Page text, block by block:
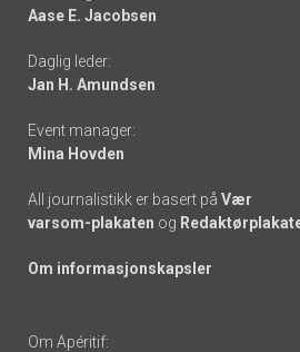
-
links
Aase E. Jacobsen
Daglig leder:
Jan H. Amundsen
Event manager:
Mina Hovden
All journalistikk er basert på Vær
varsom-plakaten og
Om informasjonskapsler
Om Apéritif: